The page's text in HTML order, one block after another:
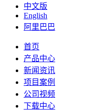
中文版
English
阿里巴巴
首页
产品中心
新闻资讯
项目案例
公司视频
下载中心